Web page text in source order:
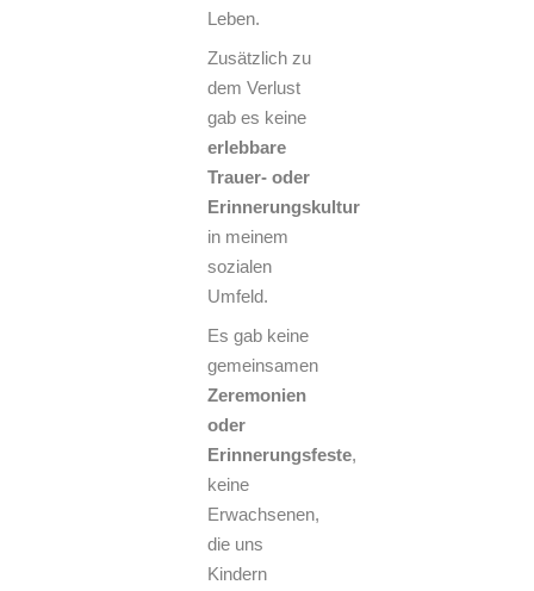
Leben.
Zusätzlich zu
dem Verlust
gab es keine
erlebbare
Trauer- oder
Erinnerungskultur
in meinem
sozialen
Umfeld.
Es gab keine
gemeinsamen
Zeremonien
oder
Erinnerungsfeste,
keine
Erwachsenen,
die uns
Kindern